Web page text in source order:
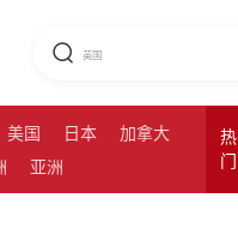
美国 日本
加拿大
亚洲
热
门